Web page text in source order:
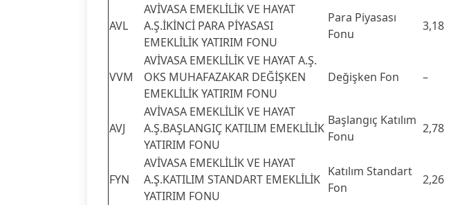
AVL
AVİVASA EMEKLİLİK VE HAYAT
A.Ş.İKİNCİ PARA PİYASASI
EMEKLİLİK YATIRIM FONU
Para Piyasası
Fonu
3,18
VVM
AVİVASA EMEKLİLİK VE HAYAT A.Ş.
OKS MUHAFAZAKAR DEĞİŞKEN
EMEKLİLİK YATIRIM FONU
Değişken Fon –
AVJ
AVİVASA EMEKLİLİK VE HAYAT
A.Ş.BAŞLANGIÇ KATILIM EMEKLİLİK
YATIRIM FONU
Başlangıç Katılım
Fonu
2,78
FYN
AVİVASA EMEKLİLİK VE HAYAT
A.Ş.KATILIM STANDART EMEKLİLİK
YATIRIM FONU
Katılım Standart
Fon
2,26